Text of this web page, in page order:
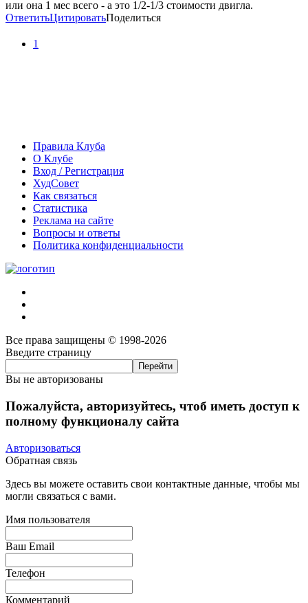
или она 1 мес всего - а это 1/2-1/3 стоимости двигла.
ОтветитьЦитироватьПоделиться
1
Правила Клуба
О Клубе
Вход / Регистрация
ХудСовет
Как связаться
Статистика
Реклама на сайте
Вопросы и ответы
Политика конфиденциальности
Все права защищены © 1998-2026
Введите страницу
Вы не авторизованы
Пожалуйста, авторизуйтесь, чтоб иметь доступ к
полному функционалу сайта
Авторизоваться
Обратная связь
Здесь вы можете оставить свои контактные данные, чтобы мы
могли связаться с вами.
Имя пользователя
Ваш Email
Телефон
Комментарий